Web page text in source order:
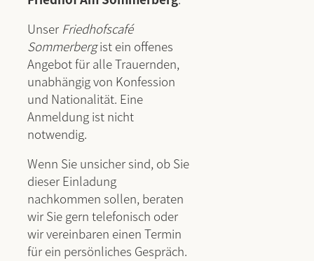
Unser Friedhofscafé
Sommerbergist ein offenes
Angebot für alle Trauernden,
unabhängig von Konfession
und Nationalität. Eine
Anmeldung ist nicht
notwendig.
Wenn Sie unsicher sind, ob Sie
dieser Einladung
nachkommen sollen, beraten
wir Sie gern telefonisch oder
wir vereinbaren einen Termin
für ein persönliches Gespräch.